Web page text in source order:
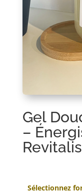
Gel
–
Sélectionnez